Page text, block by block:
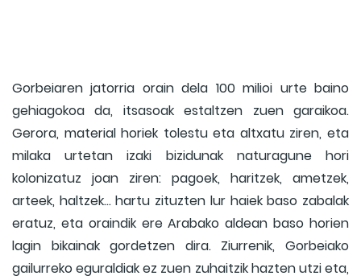
Gorbeiaren jatorria orain dela 100 milioi urte baino
gehiagokoa da, itsasoak estaltzen zuen garaikoa.
Gerora, material horiek tolestu eta altxatu ziren, eta
milaka urtetan izaki bizidunak naturagune hori
kolonizatuz joan ziren: pagoek, haritzek, ametzek,
arteek, haltzek… hartu zituzten lur haiek baso zabalak
eratuz, eta oraindik ere Arabako aldean baso horien
lagin bikainak gordetzen dira. Ziurrenik, Gorbeiako
gailurreko eguraldiak ez zuen zuhaitzik hazten utzi eta,